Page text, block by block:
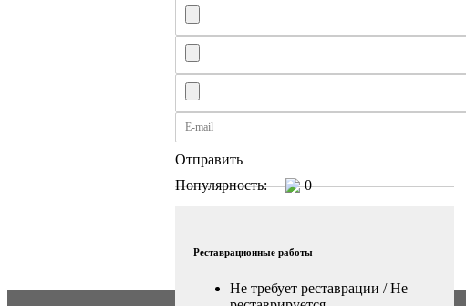
Отправить
Популярность:
0
Реставрационные работы
Не требует реставрации / Не